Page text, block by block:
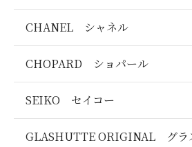
CHANEL シャネル
CHOPARD ショパール
SEIKO セイコー
GLASHUTTE ORIGINAL グラ